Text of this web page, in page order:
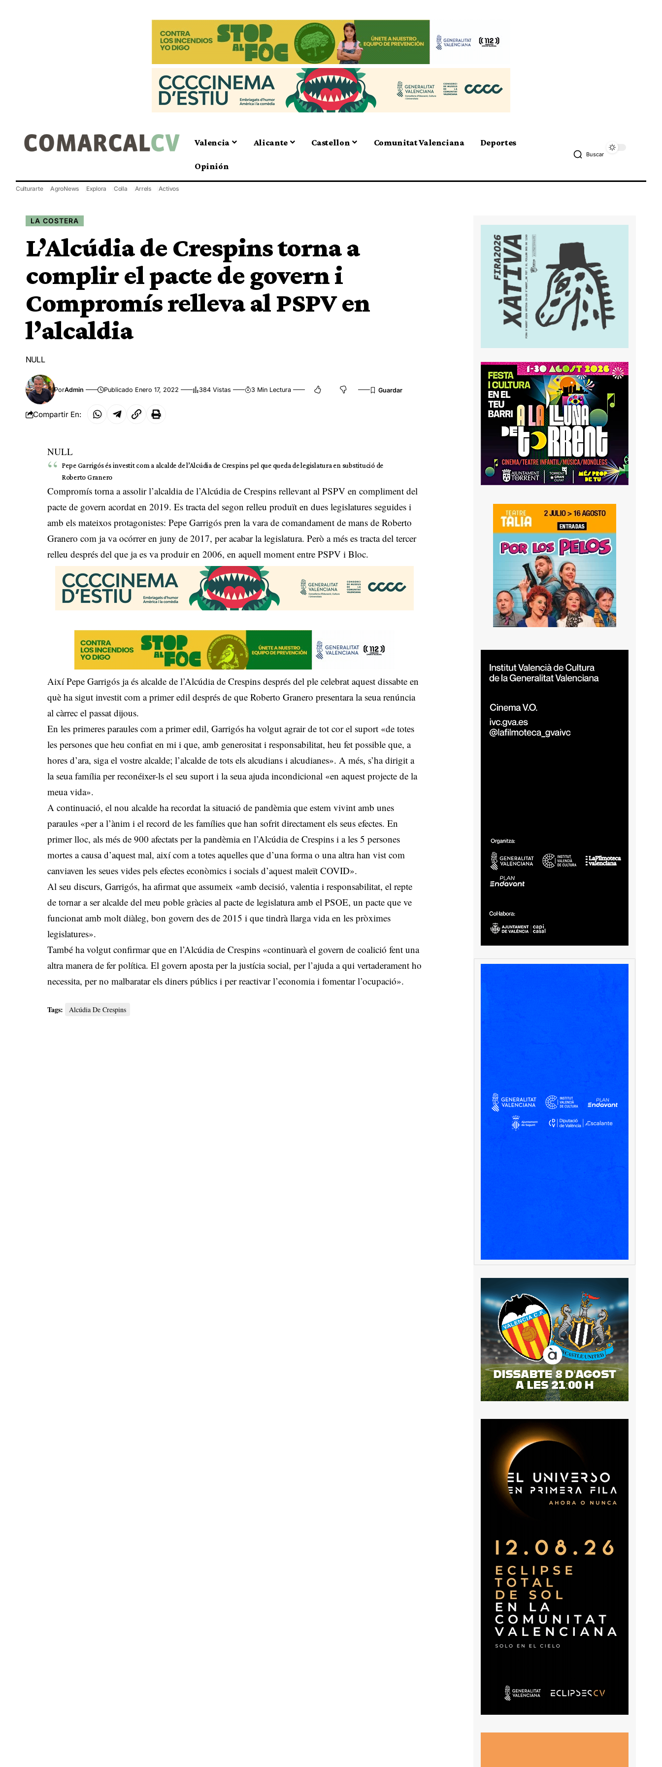
Valencia Alicante Castellon Comunitat Valenciana Deportes
Opinión
Buscar
Culturarte AgroNews Explora Colla Arrels Activos
LA COSTERA
L’Alcúdia de Crespins torna a
complir el pacte de govern i
Compromís relleva al PSPV en
l’alcaldia
NULL
PorAdmin Publicado Enero 17, 2022 384 Vistas 3 Min Lectura
Compartir En:
NULL
Pepe Garrigós és investit com a alcalde de l’Alcúdia de Crespins pel que queda de legislatura en substitució de
Roberto Granero
Compromís torna a assolir l’alcaldia de l’Alcúdia de Crespins rellevant al PSPV en compliment del
pacte de govern acordat en 2019. Es tracta del segon relleu produït en dues legislatures seguides i
amb els mateixos protagonistes: Pepe Garrigós pren la vara de comandament de mans de Roberto
Granero com ja va ocórrer en juny de 2017, per acabar la legislatura. Però a més es tracta del tercer
relleu després del que ja es va produir en 2006, en aquell moment entre PSPV i Bloc.
Així Pepe Garrigós ja és alcalde de l’Alcúdia de Crespins després del ple celebrat aquest dissabte en
què ha sigut investit com a primer edil després de que Roberto Granero presentara la seua renúncia
al càrrec el passat dijous.
En les primeres paraules com a primer edil, Garrigós ha volgut agrair de tot cor el suport «de totes
les persones que heu confiat en mi i que, amb generositat i responsabilitat, heu fet possible que, a
hores d’ara, siga el vostre alcalde; l’alcalde de tots els alcudians i alcudianes». A més, s’ha dirigit a
la seua família per reconéixer-ls el seu suport i la seua ajuda incondicional «en aquest projecte de la
meua vida».
A continuació, el nou alcalde ha recordat la situació de pandèmia que estem vivint amb unes
paraules «per a l’ànim i el record de les famílies que han sofrit directament els seus efectes. En
primer lloc, als més de 900 afectats per la pandèmia en l’Alcúdia de Crespins i a les 5 persones
mortes a causa d’aquest mal, així com a totes aquelles que d’una forma o una altra han vist com
canviaven les seues vides pels efectes econòmics i socials d’aquest maleït COVID».
Al seu discurs, Garrigós, ha afirmat que assumeix «amb decisió, valentia i responsabilitat, el repte
de tornar a ser alcalde del meu poble gràcies al pacte de legislatura amb el PSOE, un pacte que ve
funcionat amb molt diàleg, bon govern des de 2015 i que tindrà llarga vida en les pròximes
legislatures».
També ha volgut confirmar que en l’Alcúdia de Crespins «continuarà el govern de coalició fent una
altra manera de fer política. El govern aposta per la justícia social, per l’ajuda a qui vertaderament ho
necessita, per no malbaratar els diners públics i per reactivar l’economia i fomentar l’ocupació».
Tags: Alcúdia De Crespins